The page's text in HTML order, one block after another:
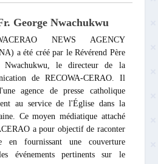
George Nwachukwu
NEWS AGENCY
a été créé par le Révérend Père
Nwachukwu, le directeur de la
de RECOWA-CERAO. Il
agence de presse catholique
au service de l'Église dans la
Ce moyen médiatique attaché
a pour objectif de raconter
fournissant une couverture
événements pertinents sur le